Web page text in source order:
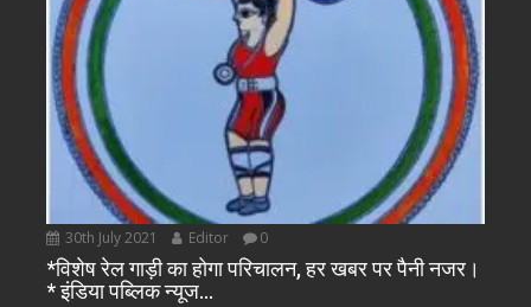
30th July 2021 Editor 0
*विशेष रेल गाड़ी का होगा परिचालन, हर खबर पर पैनी नजर।
* इंडिया पब्लिक न्यूज…